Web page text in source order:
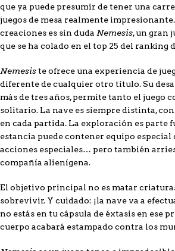
que ya puede presumir de tener una
juegos de mesa realmente
creaciones es sin duda Nemesis, un gran
que se ha colado en el top 25 del ranking
Nemesiste ofrece una experiencia de
diferente de cualquier otro título. Su
más de tres años, permite tanto el juego
solitario. La nave es siempre distinta,
en cada partida. La exploración es parte
estancia puede contener equipo
acciones especiales… pero también
compañía alienígena.
El objetivo principal no es matar
sobrevivir. Y cuidado: ¡la nave va a
no estás en tu cápsula de éxtasis en ese
cuerpo acabará estampado contra los